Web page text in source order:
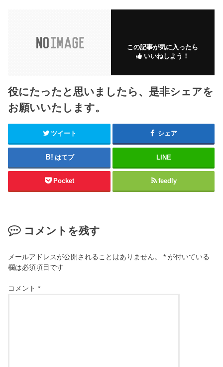
この記事が気に入ったら
いいねしよう！
役にたったと思いましたら、是非シェアを
お願いいたします。
ツイート シェア
はてブ LINE
Pocket feedly
コメントを残す
メールアドレスが公開されることはありません。 * が付いている
欄は必須項目です
コメント*